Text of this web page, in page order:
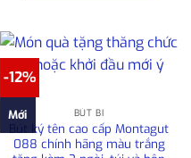
-12%
Mới BÚT BI
Bút ký tên cao cấp Montagut
088 chính hãng màu trắng